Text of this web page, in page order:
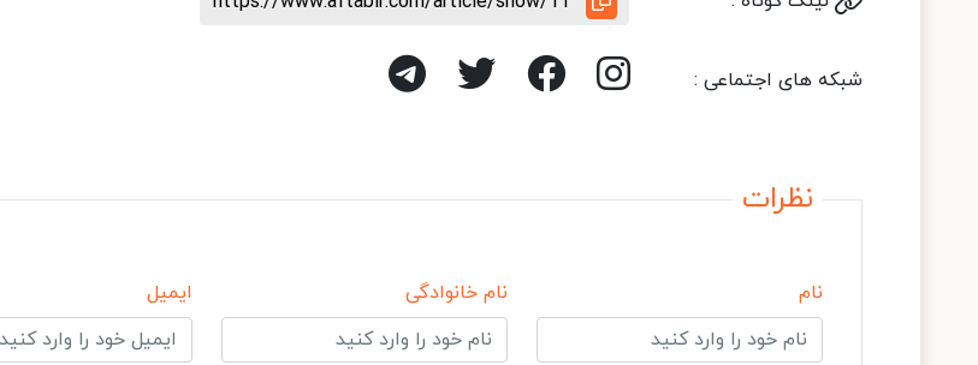
شبکه های اجتماعی :
نظرات
نام نام خانوادگی ایمیل